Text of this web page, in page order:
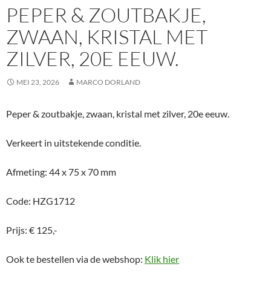
PEPER & ZOUTBAKJE,
ZWAAN, KRISTAL MET
ZILVER, 20E EEUW.
MEI 23, 2026 MARCO DORLAND
Peper & zoutbakje, zwaan, kristal met zilver, 20e eeuw.
Verkeert in uitstekende conditie.
Afmeting: 44 x 75 x 70 mm
Code: HZG1712
Prijs: € 125,-
Ook te bestellen via de webshop: Klik hier